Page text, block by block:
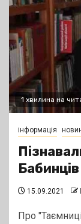
1 хвилина на
інформація
Бабинців
15.09.2021
Про